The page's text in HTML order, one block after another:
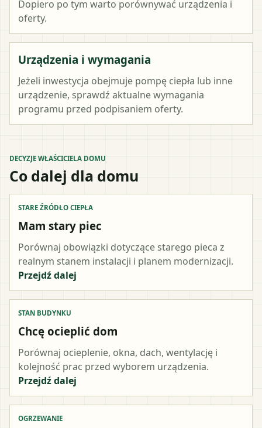
Dopiero po tym warto porównywać urządzenia i
oferty.
Urządzenia i wymagania
Jeżeli inwestycja obejmuje pompę ciepła lub inne
urządzenie, sprawdź aktualne wymagania
programu przed podpisaniem oferty.
DECYZJE WŁAŚCICIELA DOMU
Co dalej dla domu
STARE ŹRÓDŁO CIEPŁA
Mam stary piec
Porównaj obowiązki dotyczące starego pieca z
realnym stanem instalacji i planem modernizacji.
Przejdź dalej
STAN BUDYNKU
Chcę ocieplić dom
Porównaj ocieplenie, okna, dach, wentylację i
kolejność prac przed wyborem urządzenia.
Przejdź dalej
OGRZEWANIE